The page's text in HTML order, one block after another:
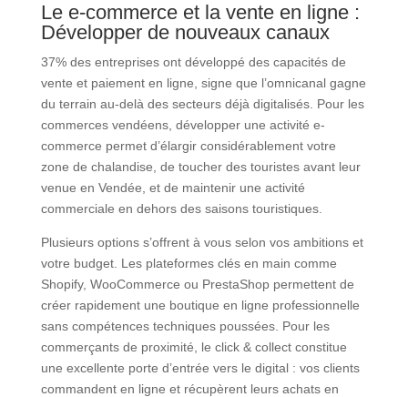
Le e-commerce et la vente en ligne :
Développer de nouveaux canaux
37% des entreprises ont développé des capacités de
vente et paiement en ligne, signe que l’omnicanal gagne
du terrain au-delà des secteurs déjà digitalisés. Pour les
commerces vendéens, développer une activité e-
commerce permet d’élargir considérablement votre
zone de chalandise, de toucher des touristes avant leur
venue en Vendée, et de maintenir une activité
commerciale en dehors des saisons touristiques.
Plusieurs options s’offrent à vous selon vos ambitions et
votre budget. Les plateformes clés en main comme
Shopify, WooCommerce ou PrestaShop permettent de
créer rapidement une boutique en ligne professionnelle
sans compétences techniques poussées. Pour les
commerçants de proximité, le click & collect constitue
une excellente porte d’entrée vers le digital : vos clients
commandent en ligne et récupèrent leurs achats en